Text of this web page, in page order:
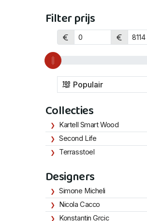
Filter prijs
Populair
Collecties
Kartell Smart Wood
Second Life
Terrasstoel
Designers
Simone Micheli
Nicola Cacco
Konstantin Grcic